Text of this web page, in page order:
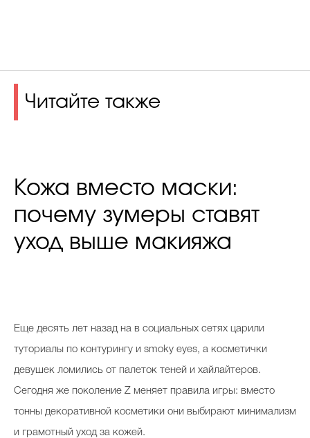
Читайте также
Кожа вместо маски:
почему зумеры ставят
уход выше макияжа
Еще десять лет назад на в социальных сетях царили
туториалы по контурингу и smoky eyes, а косметички
девушек ломились от палеток теней и хайлайтеров.
Сегодня же поколение Z меняет правила игры: вместо
тонны декоративной косметики они выбирают минимализм
и грамотный уход за кожей.